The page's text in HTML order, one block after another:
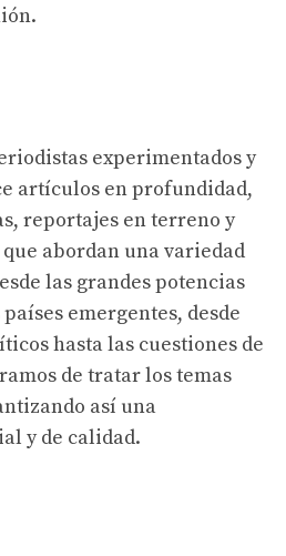
experimentados y
artículos en profundidad,
reportajes en terreno y
abordan una variedad
las grandes potencias
emergentes, desde
hasta las cuestiones de
de tratar los temas
así una
y de calidad.